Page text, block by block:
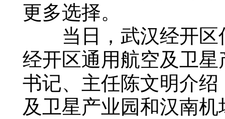
更多选择。
当日，武汉经开区
经开区通用航空及卫
书记、主任陈文明介
及卫星产业园和汉南